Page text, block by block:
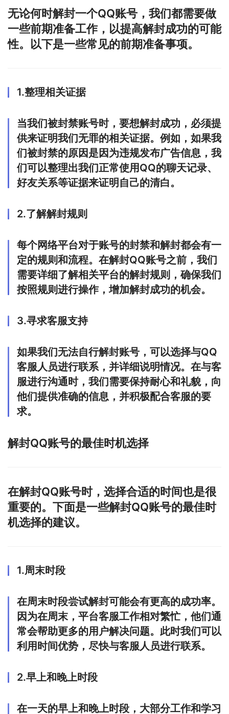
无论何时解封一个QQ账号，我们都需要做
一些前期准备工作，以提高解封成功的可能
性。以下是一些常见的前期准备事项。
1.整理相关证据
当我们被封禁账号时，要想解封成功，必须提
供来证明我们无罪的相关证据。例如，如果我
们被封禁的原因是因为违规发布广告信息，我
们可以整理出我们正常使用QQ的聊天记录、
好友关系等证据来证明自己的清白。
2.了解解封规则
每个网络平台对于账号的封禁和解封都会有一
定的规则和流程。在解封QQ账号之前，我们
需要详细了解相关平台的解封规则，确保我们
按照规则进行操作，增加解封成功的机会。
3.寻求客服支持
如果我们无法自行解封账号，可以选择与QQ
客服人员进行联系，并详细说明情况。在与客
服进行沟通时，我们需要保持耐心和礼貌，向
他们提供准确的信息，并积极配合客服的要
求。
解封QQ账号的最佳时机选择
在解封QQ账号时，选择合适的时间也是很
重要的。下面是一些解封QQ账号的最佳时
机选择的建议。
1.周末时段
在周末时段尝试解封可能会有更高的成功率。
因为在周末，平台客服工作相对繁忙，他们通
常会帮助更多的用户解决问题。此时我们可以
利用时间优势，尽快与客服人员进行联系。
2.早上和晚上时段
在一天的早上和晚上时段，大部分工作和学习